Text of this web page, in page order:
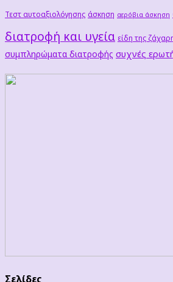
Τεστ αυτοαξιολόγησης άσκηση αερόβια άσκηση
διατροφή και υγεία είδη της
συμπληρώματα διατροφής συχνές
Σελίδες